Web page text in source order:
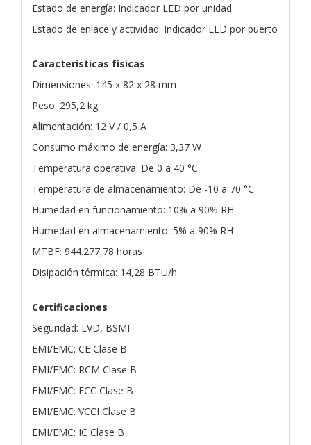
Estado de energía: Indicador LED por unidad
Estado de enlace y actividad: Indicador LED por puerto
Características físicas
Dimensiones: 145 x 82 x 28 mm
Peso: 295,2 kg
Alimentación: 12 V / 0,5 A
Consumo máximo de energía: 3,37 W
Temperatura operativa: De 0 a 40 °C
Temperatura de almacenamiento: De -10 a 70 °C
Humedad en funcionamiento: 10% a 90% RH
Humedad en almacenamiento: 5% a 90% RH
MTBF: 944.277,78 horas
Disipación térmica: 14,28 BTU/h
Certificaciones
Seguridad: LVD, BSMI
EMI/EMC: CE Clase B
EMI/EMC: RCM Clase B
EMI/EMC: FCC Clase B
EMI/EMC: VCCI Clase B
EMI/EMC: IC Clase B